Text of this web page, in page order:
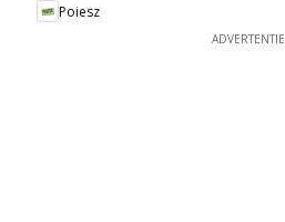
Poiesz
ADVERTENTIE